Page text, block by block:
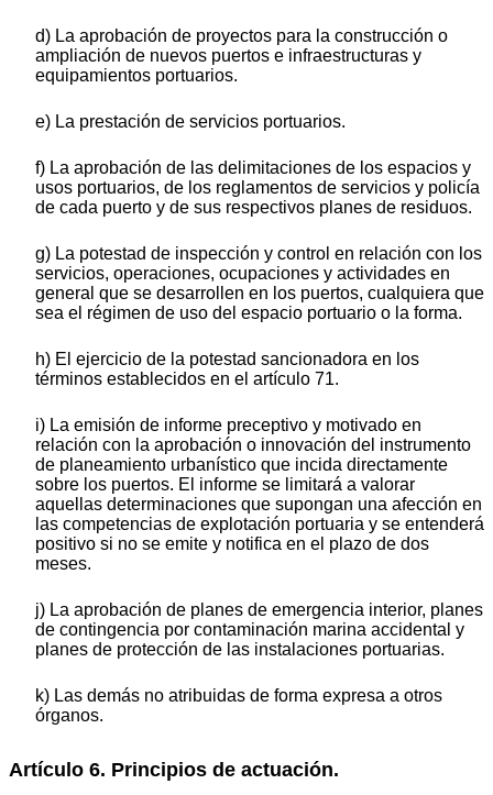
d) La aprobación de proyectos para la construcción o
ampliación de nuevos puertos e infraestructuras y
equipamientos portuarios.
e) La prestación de servicios portuarios.
f) La aprobación de las delimitaciones de los espacios y
usos portuarios, de los reglamentos de servicios y policía
de cada puerto y de sus respectivos planes de residuos.
g) La potestad de inspección y control en relación con los
servicios, operaciones, ocupaciones y actividades en
general que se desarrollen en los puertos, cualquiera que
sea el régimen de uso del espacio portuario o la forma.
h) El ejercicio de la potestad sancionadora en los
términos establecidos en el artículo 71.
i) La emisión de informe preceptivo y motivado en
relación con la aprobación o innovación del instrumento
de planeamiento urbanístico que incida directamente
sobre los puertos. El informe se limitará a valorar
aquellas determinaciones que supongan una afección en
las competencias de explotación portuaria y se entenderá
positivo si no se emite y notifica en el plazo de dos
meses.
j) La aprobación de planes de emergencia interior, planes
de contingencia por contaminación marina accidental y
planes de protección de las instalaciones portuarias.
k) Las demás no atribuidas de forma expresa a otros
órganos.
Artículo 6. Principios de actuación.